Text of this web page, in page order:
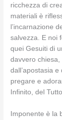
ricchezza di
materiali è
l’incarnazione
salvezza. E noi
quei Gesuiti di
davvero
dall’apostasia
pregare e
Infinito, del
Imponente è la